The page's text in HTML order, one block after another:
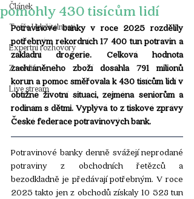
Článek
Tváře Udržitelnosti
Expertní rozhovory
Z médií
Live stream
pomohly 430 tisícům lidí
Potravinové banky v roce 2025 rozdělily
potřebným rekordních 17 400 tun potravin a
základní drogerie. Celková hodnota
zachráněného zboží dosáhla 791 milionů
korun a pomoc směřovala k 430 tisícům lidí v
obtížné životní situaci, zejména seniorům a
rodinám s dětmi. Vyplývá to z tiskové zprávy
České federace potravinových bank.
Potravinové banky denně svážejí neprodané
potraviny z obchodních řetězců a
bezodkladně je předávají potřebným. V roce
2025 takto jen z obchodů získaly 10 528 tun